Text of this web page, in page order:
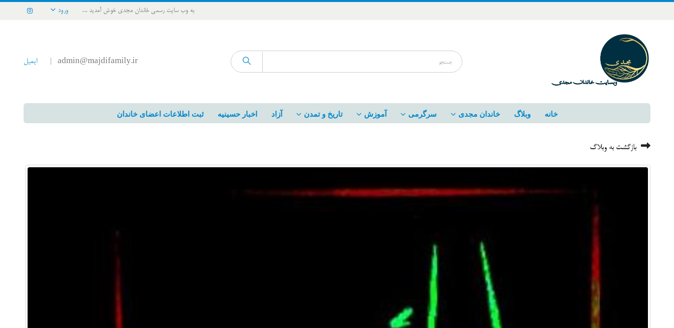
به وب سایت رسمی خاندان مجدی خوش آمدید ... ورود
admin@majdifamily.ir ایمیل
خانه وبلاگ خاندان مجدی سرگرمی آموزش تاریخ و تمدن آزاد اخبار حسینیه ثبت اطلاعات اعضای خاندان
بازگشت به وبلاگ